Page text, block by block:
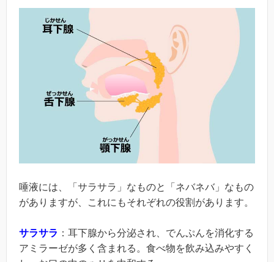
唾液には、「サラサラ」なものと「ネバネバ」なもの
がありますが、これにもそれぞれの役割があります。
サラサラ ：耳下腺から分泌され、でんぷんを消化する
アミラーゼが多く含まれる。食べ物を飲み込みやすく